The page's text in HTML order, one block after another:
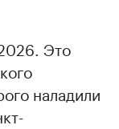
Это
наладили